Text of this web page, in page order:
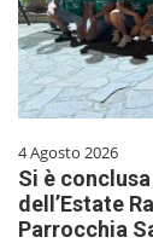
4 Agosto 2026
Si è
dell’Estate
Parrocchia